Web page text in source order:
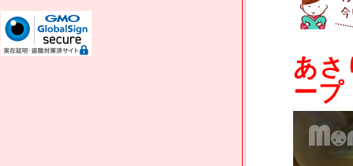
あさ
ープ